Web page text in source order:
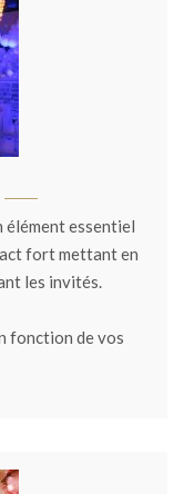
élément essentiel
fort mettant en
les invités.
fonction de vos